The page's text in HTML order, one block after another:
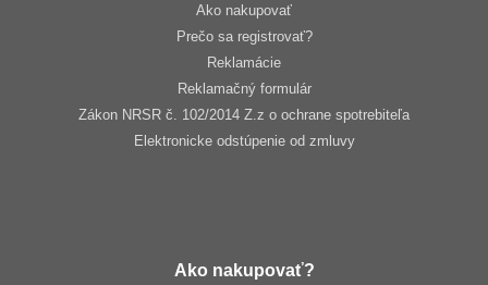
Ako nakupovať
Prečo sa registrovať?
Reklamácie
Reklamačný formulár
Zákon NRSR č. 102/2014 Z.z o ochrane spotrebiteľa
Elektronicke odstúpenie od zmluvy
Ako nakupovať?